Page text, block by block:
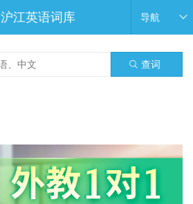
沪江英语词库 导航
查词